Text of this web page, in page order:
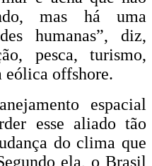
mas há uma
humanas”, diz,
pesca, turismo,
eólica offshore.
espacial
esse aliado tão
do clima que
ela, o Brasil